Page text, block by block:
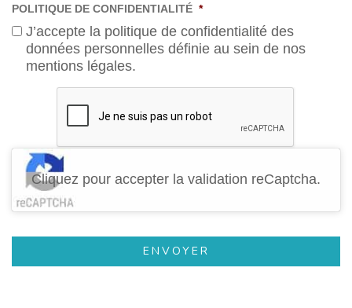
POLITIQUE DE CONFIDENTIALITÉ *
J’accepte la politique de confidentialité des
données personnelles définie au sein de nos
mentions légales.
Cliquez pour accepter la validation reCaptcha.